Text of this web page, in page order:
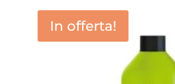
era:
14,50 €.
è:
12,00 €.
In offerta!